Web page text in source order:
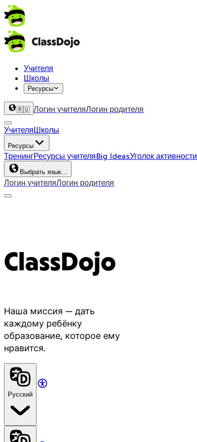
Учителя
Школы
Ресурсы
🇷🇺 Логин учителяЛогин родителя
УчителяШколы
Ресурсы
ТренингРесурсы учителяBig IdeasУголок активности
Выбрать язык…
Логин учителяЛогин родителя
ClassDojo
Наша миссия — дать
каждому ребёнку
образование, которое ему
нравится.
Русский